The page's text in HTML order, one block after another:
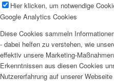
Hier klicken, um notwendige
Google Analytics Cookies
Diese Cookies sammeln
- dabei helfen zu verstehen, wie
effektiv unsere Marketing-
Erkenntnissen aus diesen Cookies
Nutzererfahrung auf unserer